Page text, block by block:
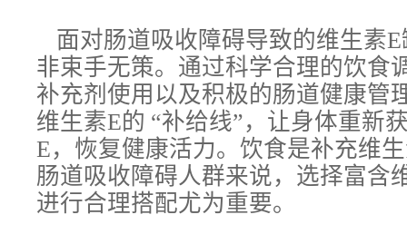
面对肠道吸收障碍导致的维生素
非束手无策。通过科学合理的饮食
补充剂使用以及积极的肠道健康管
维生素E的 “补给线”，让身体重新
E，恢复健康活力。饮食是补充维
肠道吸收障碍人群来说，选择富含
进行合理搭配尤为重要。